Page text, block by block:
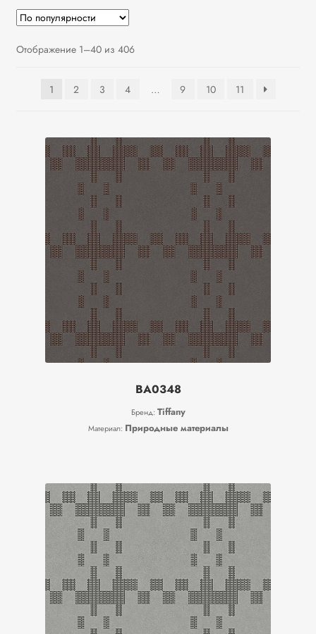
Отображение 1–40 из 406Сортировка:
1
2 3 4 … 9 10 11
BA0348
Бренд: Tiffany
Материал: Природные материалы